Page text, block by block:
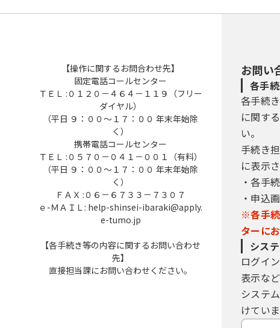
【操作に関するお問合わせ先】
固定電話コールセンター
ＴＥＬ :０１２０－４６４－１１９（フリー
ダイヤル）
（平日 ９：００～１７：００ 年末年始除
く）
携帯電話コールセンター
ＴＥＬ :０５７０－０４１－００１（有料）
（平日 ９：００～１７：００ 年末年始除
く）
ＦＡＸ :０６－６７３３－７３０７
ｅ-ＭＡＩＬ: help-shinsei-ibaraki@apply.
e-tumo.jp
【各手続き等の内容に関するお問い合わせ
先】
直接担当課にお問い合わせください。
お問い
各手
各手続
に関す
い。
手続き
に表示
・各手
・申込
※各手
ターに
シス
ログイ
表示など
システ
けていま